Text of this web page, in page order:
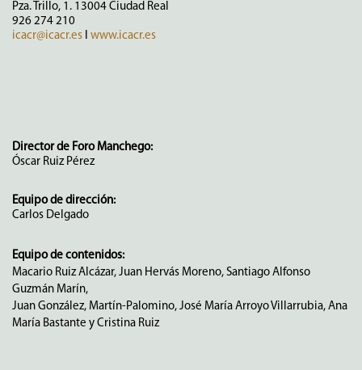
Pza. Trillo, 1. 13004 Ciudad Real
926 274 210
icacr@icacr.es I www.icacr.es
Director de Foro Manchego:
Óscar Ruiz Pérez
Equipo de dirección:
Carlos Delgado
Equipo de contenidos:
Macario Ruiz Alcázar, Juan Hervás Moreno, Santiago Alfonso
Guzmán Marín,
Juan González, Martín-Palomino, José María Arroyo Villarrubia, Ana
María Bastante y Cristina Ruiz